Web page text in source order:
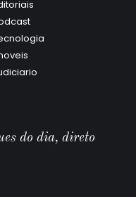
do dia, direto